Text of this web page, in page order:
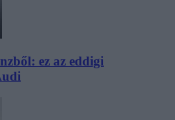
ez az eddigi